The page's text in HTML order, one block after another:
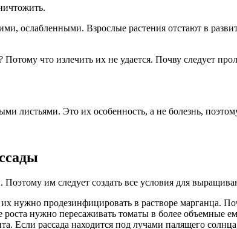
ослабленными. Взрослые растения отстают в
что излечить их не удается. Почву следует
листьями. Это их особенность, а не болезнь,
им следует создать все условия для
нужно продезинфицировать в растворе марганца.
нужно пересаживать томаты в более объемные
Если рассада находится под лучами палящего